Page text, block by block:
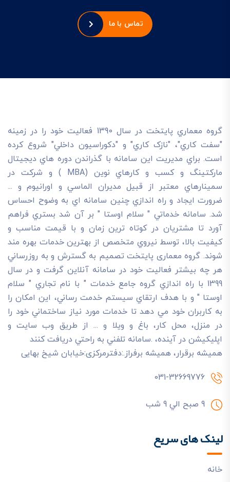
تماس با ما
گروه معماري پايتخت در سال 1390 فعاليت خود را در زمينه
"سفت کاري"، "نازک کاري" و "دکوراسيون داخلي" شروع کرده
است. براي مديريت اين سامانه با گذراندن دوره هاي ديجيتال
مارکتينگ و کسب و کارهاي نوين (MBA ) و شرکت در
سمينارهاي معتبر از قبيل مديران الماسي و اورانيوم و ...
ضرورت ايجاد و راه اندازي چنين سامانه اي به وضوح احساس
شد. سامانه خدماتي " سلام اوستا " بر آن شد بستري فراهم
آورد تا مشتريان در کوتاه ترين زمان و با قيمت مناسب و
کيفيت بالا، توسط نيروي متخصص از بهترين خدمات بهره مند
شوند. گروه معماری پایتخت تصميم به گسترش و به روزرساني
هر چه بيشتر فعاليت خود در سامانه آنلاين گرفت و در سال
1399 با راه اندازي گروه جامع خدمات " با نام تجاري " سلام
اوستا " و با هدف ارتقاي سيستم خدمت رساني، اين امکان را
به کاربران خود مي دهد تا خدمات مورد نياز ساختماني خود را
در منزل، محل کار، باغ و ويلا و ... از طريق وب سايت و
اپليکيشن در آينده، .سامانه تلفني به راحتي دريافت کنند
هميشه برقرار، هميشه برفراز.:دفترمرکزی:خیابان شیخ بهایی
031-32669776
9 صبح الي 9 شب
لینک های سریع
خانه